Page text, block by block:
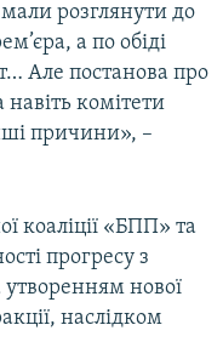
розглянути до
а по обіді
Але постанова про
комітети
причини», –
коаліції «БПП» та
прогресу з
нової
наслідком